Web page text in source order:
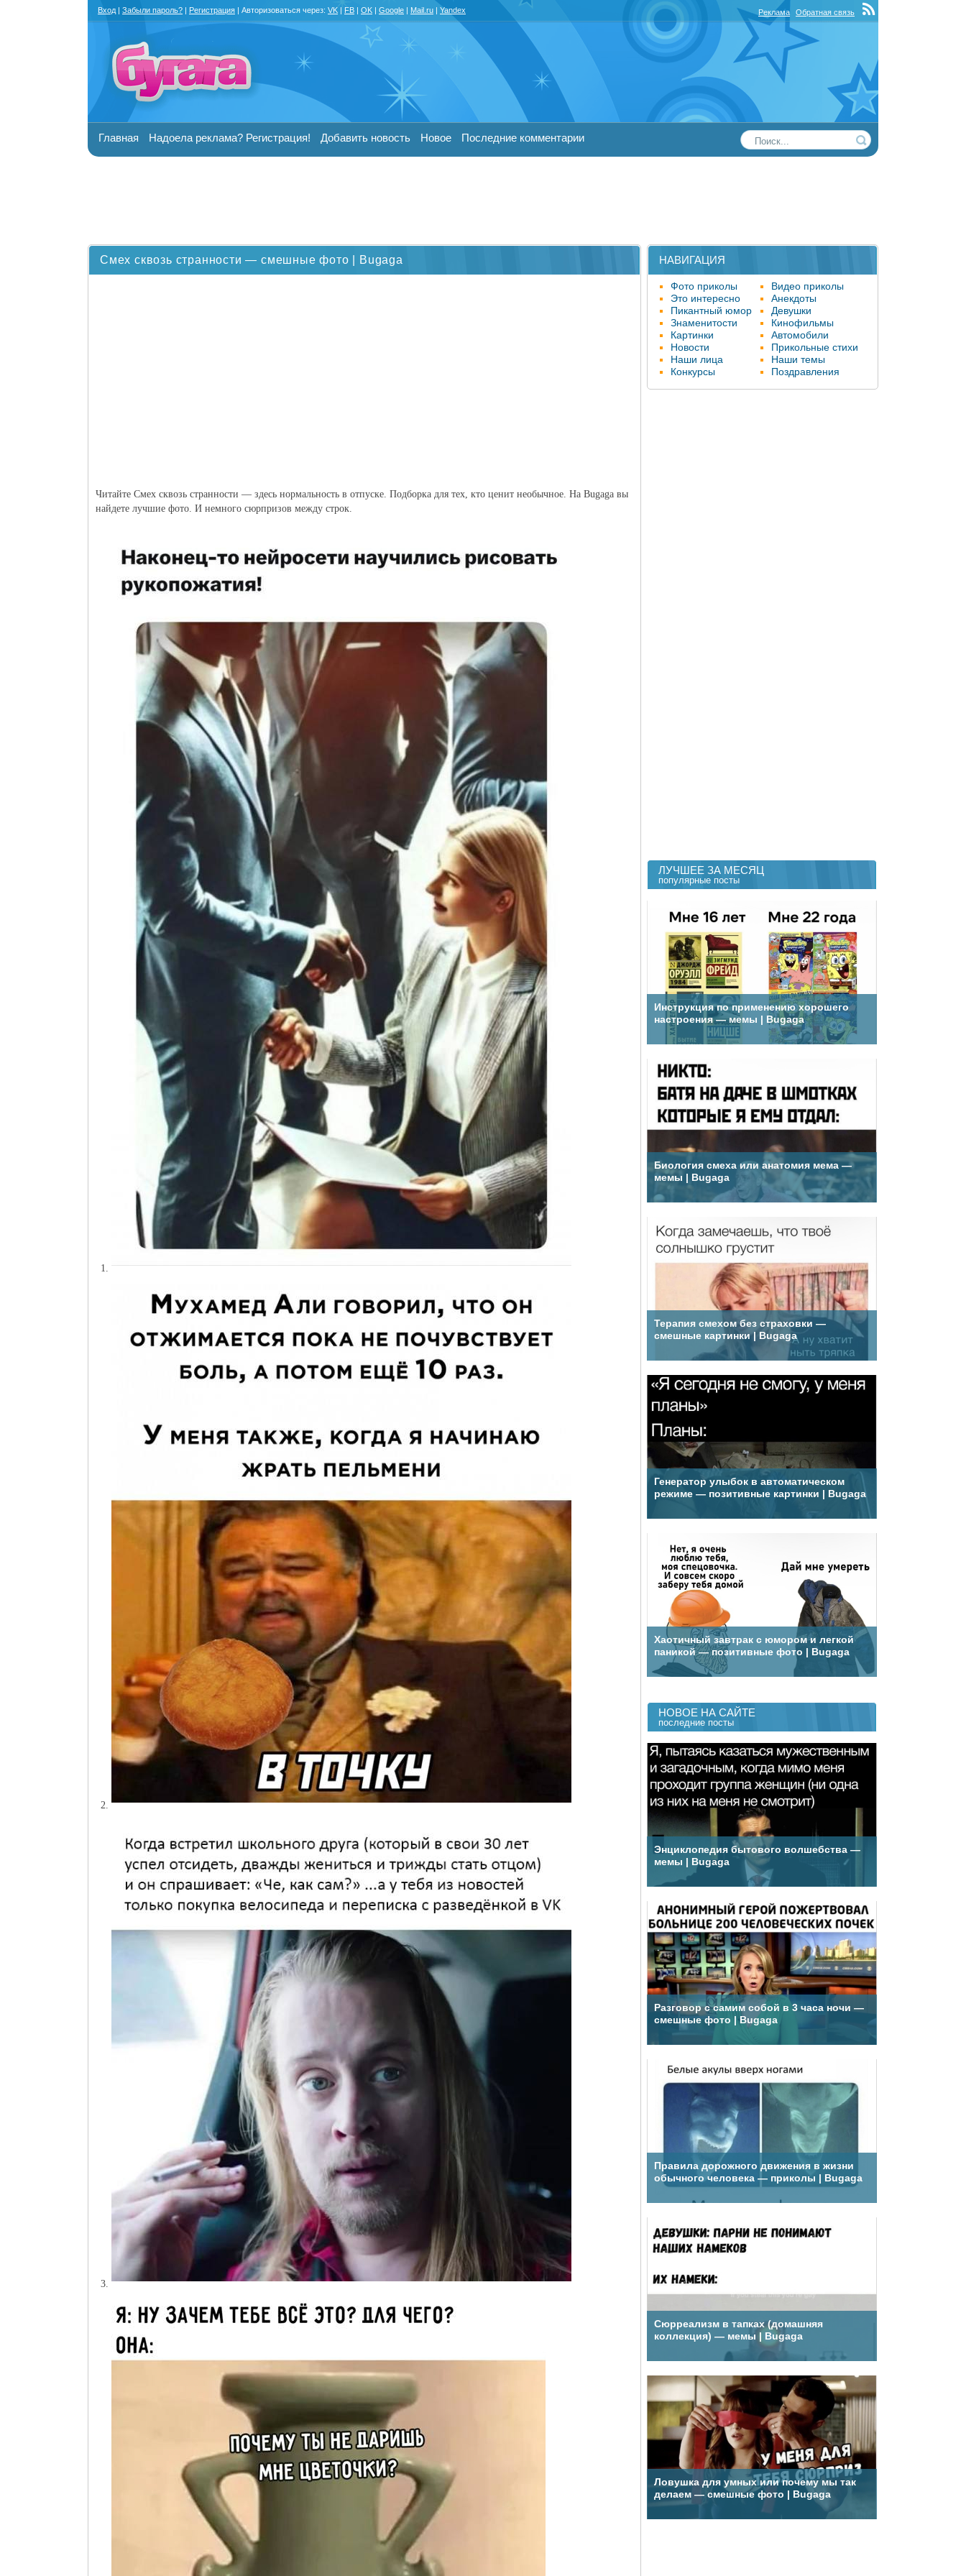
Смех сквозь странности — смешные фото | Bugaga
Читайте Смех сквозь странности — здесь нормальность в отпуске. Подборка для тех, кто ценит необычное. На Bugaga вы
найдете лучшие фото. И немного сюрпризов между строк.
НАВИГАЦИЯ
Фото приколы
Видео приколы
Это интересно
Анекдоты
Пикантный юмор
Девушки
Знаменитости
Кинофильмы
Картинки
Автомобили
Новости
Прикольные стихи
Наши лица
Наши темы
Конкурсы
Поздравления
ЛУЧШЕЕ ЗА МЕСЯЦ
популярные посты
Инструкция по применению хорошего
настроения — мемы | Bugaga
Биология смеха или анатомия мема —
мемы | Bugaga
Терапия смехом без страховки —
смешные картинки | Bugaga
Генератор улыбок в автоматическом
режиме — позитивные картинки | Bugaga
Хаотичный завтрак с юмором и легкой
паникой — позитивные фото | Bugaga
НОВОЕ НА САЙТЕ
последние посты
Энциклопедия бытового волшебства —
мемы | Bugaga
Разговор с самим собой в 3 часа ночи —
смешные фото | Bugaga
Правила дорожного движения в жизни
обычного человека — приколы | Bugaga
Сюрреализм в тапках (домашняя
коллекция) — мемы | Bugaga
Ловушка для умных или почему мы так
делаем — смешные фото | Bugaga
Вход | Забыли пароль? | Регистрация | Авторизоваться через: VK | FB | OK | Google | Mail.ru | Yandex Реклама Обратная связь
Главная Надоела реклама? Регистрация! Добавить новость Новое Последние комментарии